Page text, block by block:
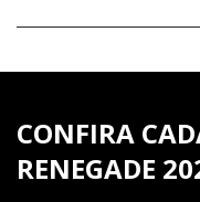
CONFIRA
RENEGADE